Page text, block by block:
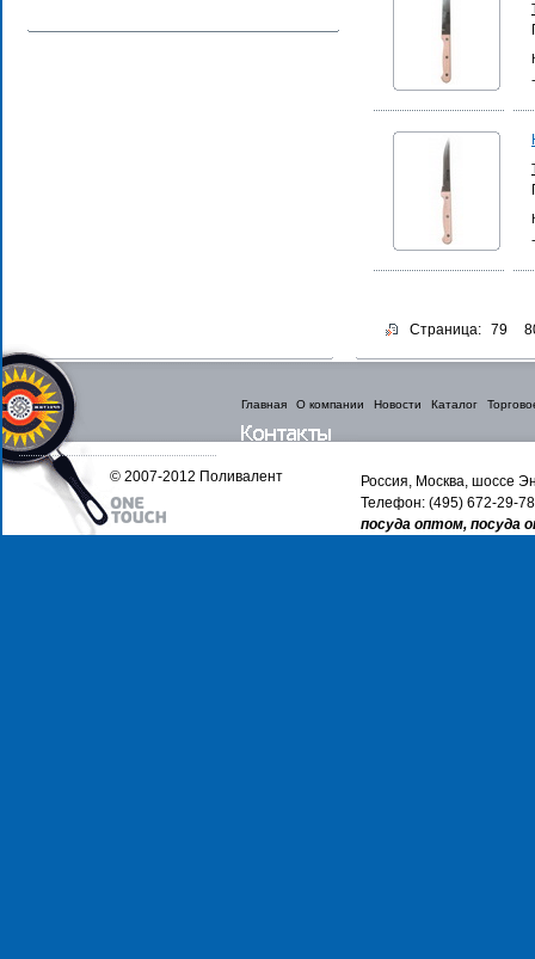
Страница: 79
Главная О компании Новости Каталог
Россия, Москва, шоссе
Телефон: (495) 672-29-
посуда оптом, посуда
© 2007-2012 Поливалент